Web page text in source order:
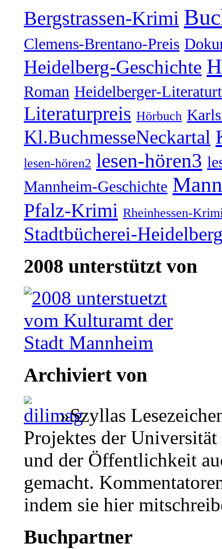
Bergstrassen-Krimi
Clemens-Brentano-Preis
Heidelberg-Geschichte
Roman Heidelberger-
Literaturpreis Hörbuch
Kl.BuchmesseNeckartal
lesen-hören2 lesen-hören3
Mannheim-Geschichte
Pfalz-Krimi Rheinhessen-
Stadtbücherei-
2008 unterstützt von
Archiviert von
»Szyllas
Projektes der
und der Öffentlichkeit
gemacht.
indem sie hier
Buchpartner